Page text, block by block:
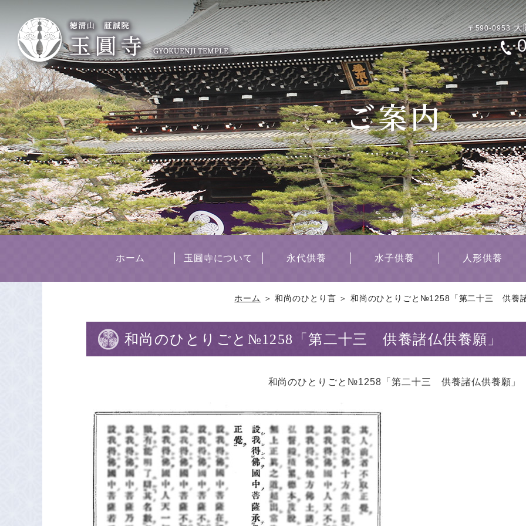
〒590-0953大
ホーム 玉圓寺について 永代供養 水子供養 人形供養
ホーム ＞ 和尚のひとり言 ＞ 和尚のひとりごと№1258「第二十三 供養
和尚のひとりごと№1258「第二十三 供養諸仏供養願」
和尚のひとりごと№1258「第二十三 供養諸仏供養願」